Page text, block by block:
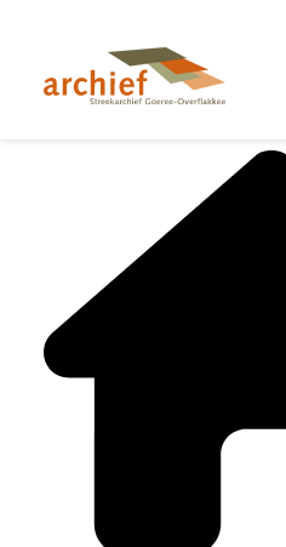
naar